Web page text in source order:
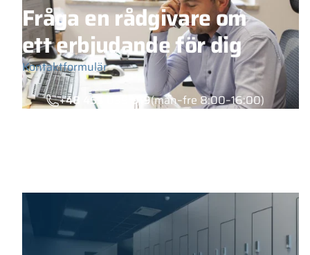
Fråga en rådgivare om
ett erbjudande för dig
Kontaktformulär
+48 453 039 919(mån–fre 8:00–16:00)